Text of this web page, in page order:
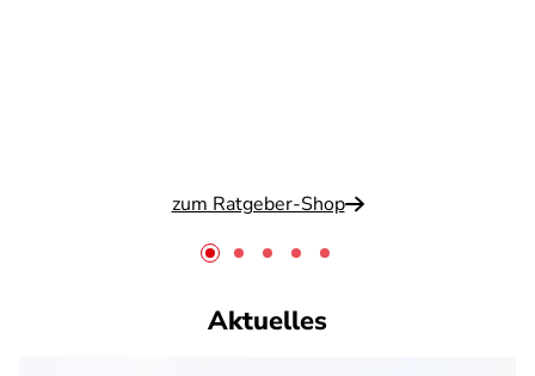
zum Ratgeber-Shop
Aktuelles